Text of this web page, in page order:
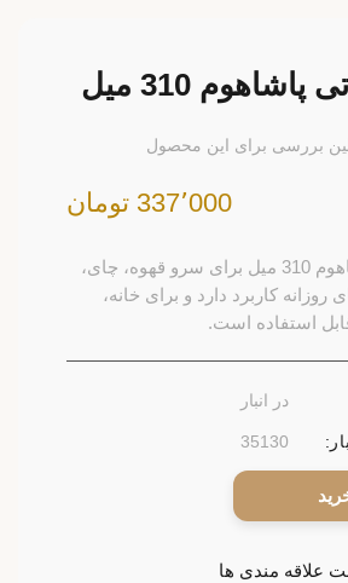
310 میل
بررسی برای این محصول
337٬000 تومان
ماگ وارداتی پاشاهوم 310 میل برای سرو قهوه، چای،
کاربرد دارد و برای خانه،
استفاده است.
در انبار
35130
مندی ها